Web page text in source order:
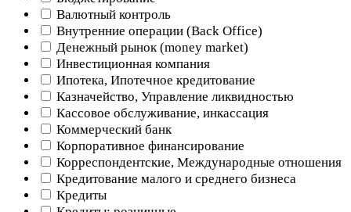
Валютный контроль
Внутренние операции (Back Office)
Денежный рынок (money market)
Инвестиционная компания
Ипотека, Ипотечное кредитование
Казначейство, Управление ликвидностью
Кассовое обслуживание, инкассация
Коммерческий банк
Корпоративное финансирование
Корреспондентские, Международные отношения
Кредитование малого и среднего бизнеса
Кредиты